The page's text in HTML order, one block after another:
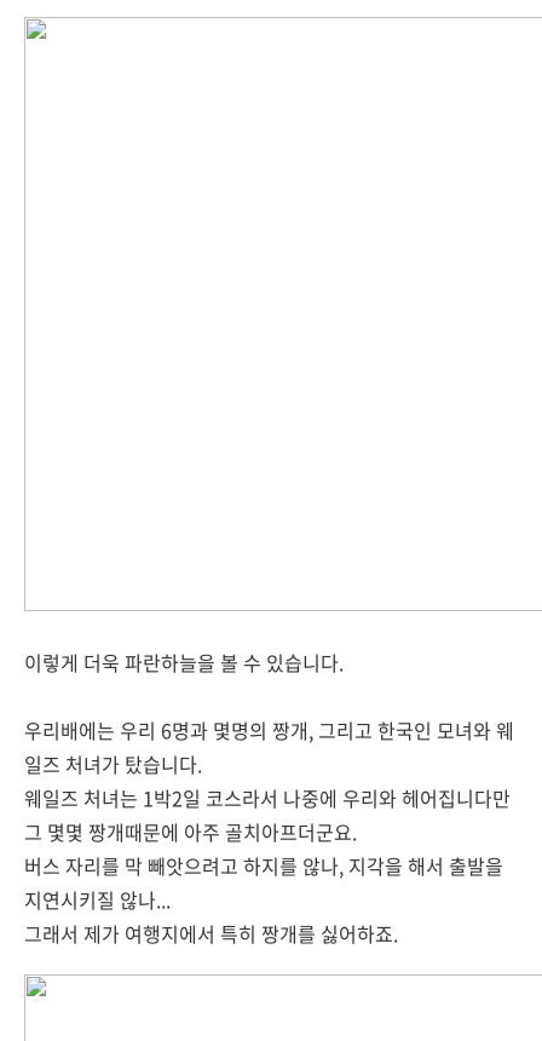
이렇게 더욱 파란하늘을 볼 수 있습니다.
우리배에는 우리 6명과 몇명의 짱개, 그리고 한국인 모녀와 웨
일즈 처녀가 탔습니다.
웨일즈 처녀는 1박2일 코스라서 나중에 우리와 헤어집니다만
그 몇몇 짱개때문에 아주 골치아프더군요.
버스 자리를 막 빼앗으려고 하지를 않나, 지각을 해서 출발을
지연시키질 않나...
그래서 제가 여행지에서 특히 짱개를 싫어하죠.